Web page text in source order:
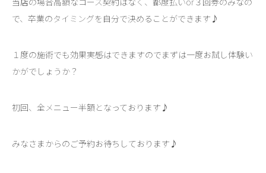
で、卒業のタイミングを自分で決めることができます♪
１度の施術でも効果実感はできますのでまずは一度お試し体験い
かがでしょうか？
初回、全メニュー半額となっております♪
みなさまからのご予約お待ちしております♪